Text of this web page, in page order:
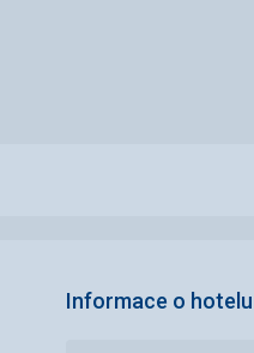
Informace o hotelu